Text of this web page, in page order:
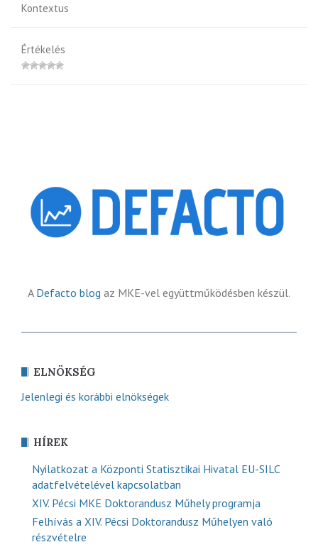
Kontextus
Értékelés
A Defacto blog az MKE-vel együttműködésben készül.
ELNÖKSÉG
Jelenlegi és korábbi elnökségek
HÍREK
Nyilatkozat a Központi Statisztikai Hivatal EU-SILC
adatfelvételével kapcsolatban
XIV. Pécsi MKE Doktorandusz Műhely programja
Felhívás a XIV. Pécsi Doktorandusz Műhelyen való
részvételre